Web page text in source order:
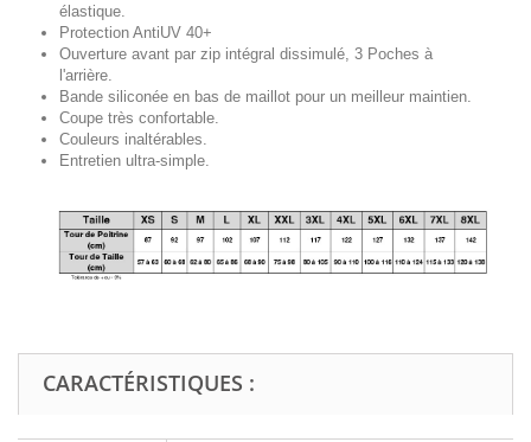
élastique.
Protection AntiUV 40+
Ouverture avant par zip intégral dissimulé, 3 Poches à
l'arrière.
Bande siliconée en bas de maillot pour un meilleur maintien.
Coupe très confortable.
Couleurs inaltérables.
Entretien ultra-simple.
CARACTÉRISTIQUES :